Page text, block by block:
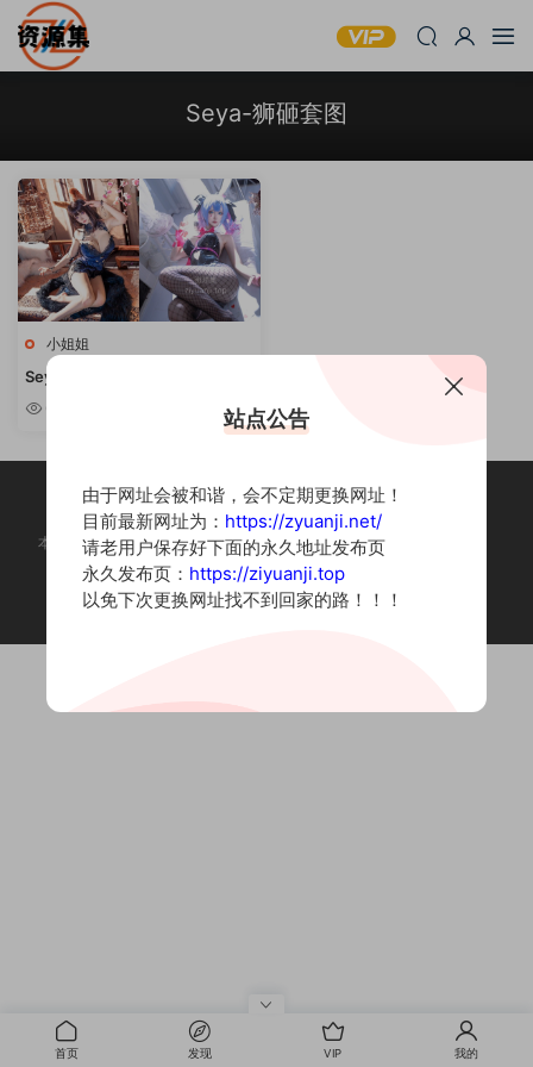
Seya-狮砸套图
小姐姐
Seya-狮砸 – 可爱妹子写真合集
[持续更新]
本站为摄影写真图片网站，内容来自网络收集整理，仅作个人学习使用。
如有违法内容请联系删除
Copyright © 2022 资源集
首页 发现 VIP 我的
站点公告
由于网址会被和谐，会不定期更换网址！
目前最新网址为： https://zyuanji.net/
请老用户保存好下面的永久地址发布页
永久发布页： https://ziyuanji.top
以免下次更换网址找不到回家的路！！！